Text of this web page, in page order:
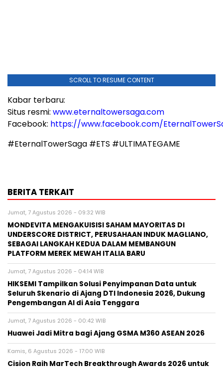
SCROLL TO RESUME CONTENT
Kabar terbaru:
Situs resmi: www.eternaltowersaga.com
Facebook: https://www.facebook.com/
#EternalTowerSaga #ETS #ULTIMATEGAME
BERITA TERKAIT
Jumat, 7 Agustus 2026 - 09:32 WIB
MONDEVITA MENGAKUISISI SAHAM MAYORITAS DI
UNDERSCORE DISTRICT, PERUSAHAAN INDUK MAGLIANO,
SEBAGAI LANGKAH KEDUA DALAM MEMBANGUN
PLATFORM MEREK MEWAH ITALIA BARU
Jumat, 7 Agustus 2026 - 04:14 WIB
HIKSEMI Tampilkan Solusi Penyimpanan Data untuk
Seluruh Skenario di Ajang DTI Indonesia 2026, Dukung
Pengembangan AI di Asia Tenggara
Jumat, 7 Agustus 2026 - 00:42 WIB
Huawei Jadi Mitra bagi Ajang GSMA M360 ASEAN 2026
Kamis, 6 Agustus 2026 - 17:00 WIB
Cision Raih MarTech Breakthrough Awards 2026 untuk